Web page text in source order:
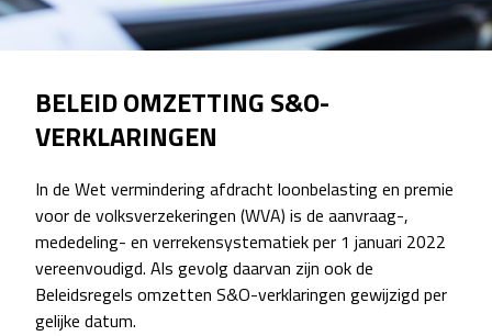
BELEID OMZETTING S&O-
VERKLARINGEN
In de Wet vermindering afdracht loonbelasting en premie
voor de volksverzekeringen (WVA) is de aanvraag-,
mededeling- en verrekensystematiek per 1 januari 2022
vereenvoudigd. Als gevolg daarvan zijn ook de
Beleidsregels omzetten S&O-verklaringen gewijzigd per
gelijke datum.